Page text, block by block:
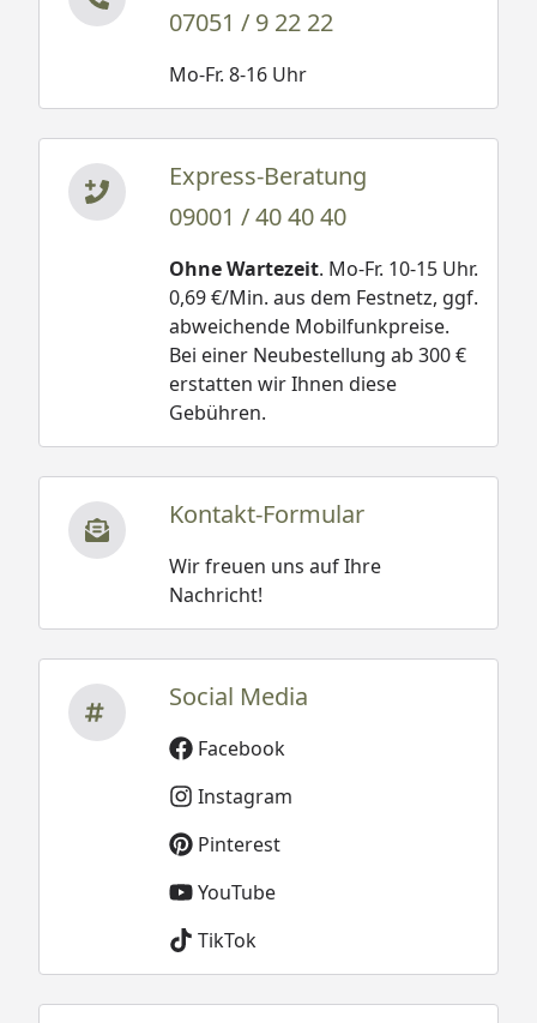
07051 / 9 22 22
Mo-Fr. 8-16 Uhr
Express-Beratung
09001 / 40 40 40
Ohne Wartezeit. Mo-Fr. 10-15 Uhr.
0,69 €/Min. aus dem Festnetz, ggf.
abweichende Mobilfunkpreise.
Bei einer Neubestellung ab 300 €
erstatten wir Ihnen diese
Gebühren.
Kontakt-Formular
Wir freuen uns auf Ihre
Nachricht!
Social Media
Facebook
Instagram
Pinterest
YouTube
TikTok